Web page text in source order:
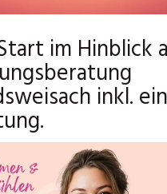
im Hinblick
inkl.